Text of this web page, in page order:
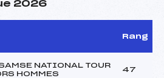
2026
Rang
NATIONAL TOUR
HOMMES
47